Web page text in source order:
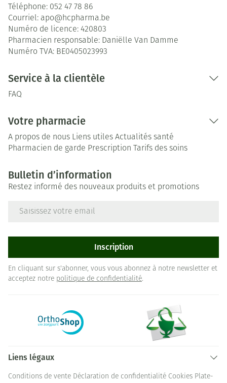
Téléphone: 052 47 78 86
Courriel: apo@hcpharma.be
Numéro de licence: 420803
Pharmacien responsable: Daniëlle Van Damme
Numéro TVA: BE0405023993
Service à la clientèle
FAQ
Votre pharmacie
A propos de nous Liens utiles Actualités santé
Pharmacien de garde Prescription Tarifs des soins
Bulletin d’information
Restez informé des nouveaux produits et promotions
Inscription
En cliquant sur s'abonner, vous vous abonnez à notre newsletter et
acceptez notre politique de confidentialité.
Liens légaux
Conditions de vente Déclaration de confidentialité Cookies Plate-